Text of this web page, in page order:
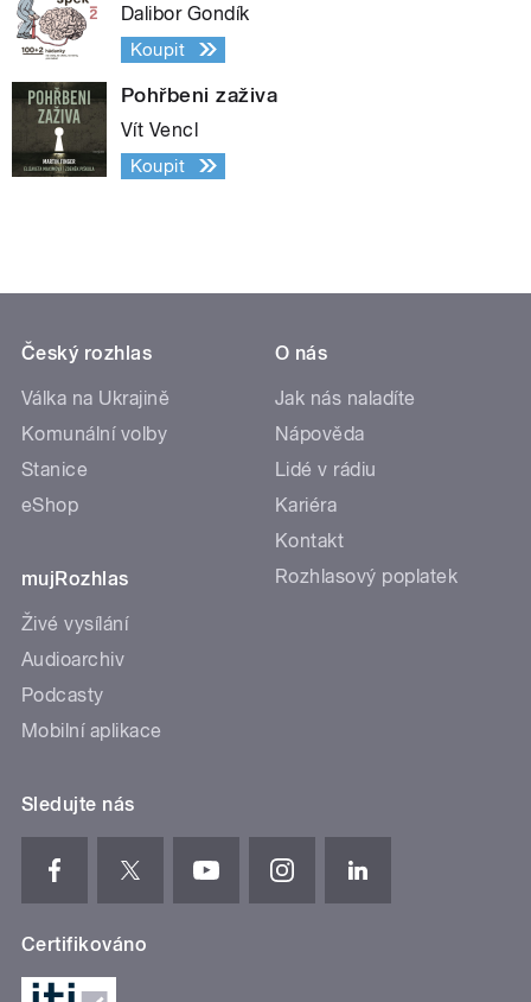
Dalibor Gondík
Koupit
Pohřbeni zaživa
Vít Vencl
Koupit
Český rozhlas
Válka na Ukrajině
Komunální volby
Stanice
eShop
mujRozhlas
Živé vysílání
Audioarchiv
Podcasty
Mobilní aplikace
O nás
Jak nás naladíte
Nápověda
Lidé v rádiu
Kariéra
Kontakt
Rozhlasový poplatek
Sledujte nás
Certifikováno